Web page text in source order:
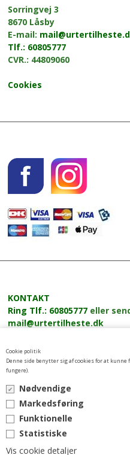
Cookie politik
Denne side benytter sig af cookies for at
fungere).
Nødvendige
Markedsføring
Funktionelle
Statistiske
Vis cookie detaljer
Sorringvej 3
8670 Låsby
E-mail:
Tlf.: 60805777
CVR.: 44809060
Cookies
KONTAKT
Ring Tlf.: 60805777eller
mail@urtertilheste.dk
VILKÅR
Leverings- og
NYHEDSBREV
Tilmeld nyhedsbrev her